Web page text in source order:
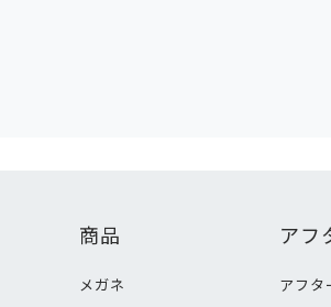
商品
メガネ
アフ
アフタ